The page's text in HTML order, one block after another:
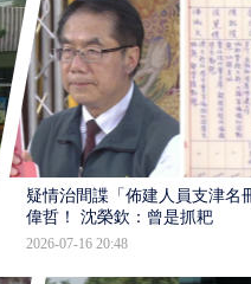
疑情治間諜「佈建人員支津名
偉哲！ 沈榮欽：曾是抓耙
2026-07-16 20:48